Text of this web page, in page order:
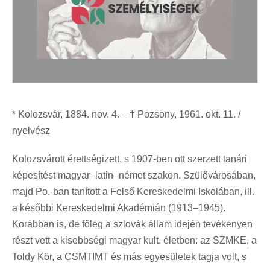
* Kolozsvár, 1884. nov. 4. – † Pozsony, 1961. okt. 11. /
nyelvész
Kolozsvárott érettségizett, s 1907-ben ott szerzett tanári
képesítést magyar–latin–német szakon. Szülővárosában,
majd Po.-ban tanított a Felső Kereskedelmi Iskolában, ill.
a későbbi Kereskedelmi Akadémián (1913–1945).
Korábban is, de főleg a szlovák állam idején tevékenyen
részt vett a kisebbségi magyar kult. életben: az SZMKE, a
Toldy Kör, a CSMTIMT és más egyesületek tagja volt, s